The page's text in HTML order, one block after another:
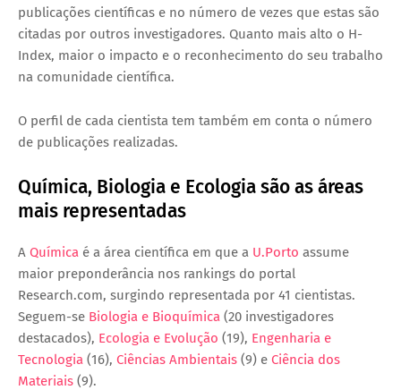
publicações científicas e no número de vezes que estas são
citadas por outros investigadores. Quanto mais alto o H-
Index, maior o impacto e o reconhecimento do seu trabalho
na comunidade científica.
O perfil de cada cientista tem também em conta o número
de publicações realizadas.
Química, Biologia e Ecologia são as áreas
mais representadas
A Química é a área científica em que a U.Porto assume
maior preponderância nos rankings do portal
Research.com, surgindo representada por 41 cientistas.
Seguem-se Biologia e Bioquímica (20 investigadores
destacados), Ecologia e Evolução (19), Engenharia e
Tecnologia (16), Ciências Ambientais (9) e Ciência dos
Materiais (9).